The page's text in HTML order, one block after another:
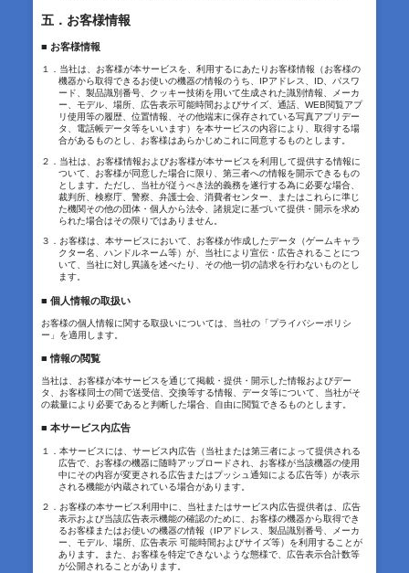
五．お客様情報
■ お客様情報
１．当社は、お客様が本サービスを、利用するにあたりお客様情報（お客様の
機器から取得できるお使いの機器の情報のうち、IPアドレス、ID、パスワ
ード、製品識別番号、クッキー技術を用いて生成された識別情報、メーカ
ー、モデル、場所、広告表示可能時間およびサイズ、通話、WEB閲覧アプ
リ使用等の履歴、位置情報、その他端末に保存されている写真アプリデー
タ、電話帳データ等をいいます）を本サービスの内容により、取得する場
合があるものとし、お客様はあらかじめこれに同意するものとします。
２．当社は、お客様情報およびお客様が本サービスを利用して提供する情報に
ついて、お客様が同意した場合に限り、第三者への情報を開示できるもの
とします。ただし、当社が従うべき法的義務を遂行する為に必要な場合、
裁判所、検察庁、警察、弁護士会、消費者センター、またはこれらに準じ
た機関その他の団体・個人から法令、諸規定に基づいて提供・開示を求め
られた場合はその限りではありません。
３．お客様は、本サービスにおいて、お客様が作成したデータ（ゲームキャラ
クター名、ハンドルネーム等）が、当社により宣伝・広告されることにつ
いて、当社に対し異議を述べたり、その他一切の請求を行わないものとし
ます。
■ 個人情報の取扱い
お客様の個人情報に関する取扱いについては、当社の「プライバシーポリシ
ー」を適用します。
■ 情報の閲覧
当社は、お客様が本サービスを通じて掲載・提供・開示した情報およびデー
タ、お客様同士の間で送受信、交換等する情報、データ等について、当社がそ
の裁量により必要であると判断した場合、自由に閲覧できるものとします。
■ 本サービス内広告
１．本サービスには、サービス内広告（当社または第三者によって提供される
広告で、お客様の機器に随時アップロードされ、お客様が当該機器の使用
中にその内容が変更される広告またはプッシュ通知による広告等）が表示
される機能が内蔵されている場合があります。
２．お客様の本サービス利用中に、当社またはサービス内広告提供者は、広告
表示および当該広告表示機能の確認のために、お客様の機器から取得でき
るお客様またはお使いの機器の情報（IPアドレス、製品識別番号、メーカ
ー、モデル、場所、広告表示 可能時間およびサイズ等）を利用することが
あります。また、お客様を特定できないような態様で、広告表示合計数等
が公開されることがあります。